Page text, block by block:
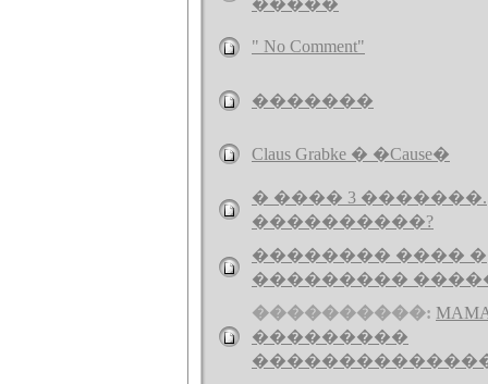
�����
" No Comment"
�������
Claus Grabke � �Cause�
� ���� 3 �������.
����������?
�������� ���� �
���������
����������:
���������